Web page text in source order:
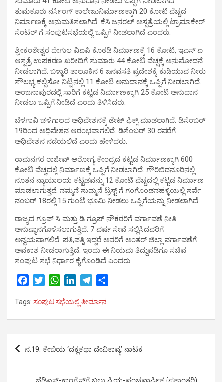
ತುಮಕೂರು ನರ್ಸಿಂಗ್ ಕಾಲೇಜು‌ನಿರ್ಮಾಣಕ್ಕಾಗಿ 20 ಕೋಟಿ ವೆಚ್ಚದ
ನಿರ್ಮಾಣಕ್ಕೆ ಅನುಮತಿಸಲಾಗಿದೆ. ಕೆಸಿ ಜನರಲ್ ಆಸ್ಪತ್ರೆಯಲ್ಲಿ ಟ್ರಾಮಾಕೇರ್
ಸೆಂಟರ್ ಗೆ ಸಂಪುಟಸಭೆಯಲ್ಲಿ ಒಪ್ಪಿಗೆ ನೀಡಲಾಗಿದೆ ಎಂದರು.
ಶ್ರೀಕಂಠೇಶ್ವರ ದೇಗುಲ ವಿಐಪಿ ಕೊಠಡಿ ನಿರ್ಮಾಣಕ್ಕೆ 16 ಕೋಟಿ, ಇಎಸ್ ಐ
ಆಸ್ಪತ್ರೆ ಉಪಕರಣ ಖರೀದಿಗೆ ಸುಮಾರು 44 ಕೋಟಿ ವೆಚ್ಷಕ್ಕೆ ಅನುಮೋದನೆ
ನೀಡಲಾಗಿದೆ. ಬಳ್ಳಾರಿ ತಾಲೂಕಿನ 6 ಜನವಸತಿ ಪ್ರದೇಶಕ್ಕೆ ಕುಡಿಯುವ ನೀರು
ಸೌಲಭ್ಯ ಕಲ್ಪಿಸೋ ನಿಟ್ಟಿನಲ್ಲಿ 11 ಕೋಟಿ ಅನುದಾನಕ್ಕೆ ಒಪ್ಪಿಗೆ ನೀಡಲಾಗಿದೆ.
ಅಂಜನಾಪುರದಲ್ಲಿ ಸಾರಿಗೆ ಕಟ್ಟಡ ನಿರ್ಮಾಣಕ್ಕಾಗಿ 25 ಕೋಟಿ ಅನುದಾನ
ನೀಡಲು ಒಪ್ಪಿಗೆ ನೀಡಿದೆ ಎಂದು ತಿಳಿಸಿದರು.
ಬೆಳಗಾವಿ ಚಳಿಗಾಲದ ಅಧಿವೇಶನಕ್ಕೆ ಡೇಟ್ ಫಿಕ್ಸ್ ಮಾಡಲಾಗಿದೆ. ಡಿಸೆಂಬರ್
19ರಿಂದ ಅಧಿವೇಶನ ಆರಂಭವಾಗಲಿದೆ. ಡಿಸೆಂಬರ್ 30 ರವರೆಗೆ
ಅಧಿವೇಶನ ನಡೆಯಲಿದೆ ಎಂದು ಹೇಳಿದರು.
ರಾಮನಗರ ರಾಜೀವ್ ಆರೋಗ್ಯ ಕೇಂದ್ರದ ಕಟ್ಟಡ ನಿರ್ಮಾಣಕ್ಕಾಗಿ 600
ಕೋಟಿ ವೆಚ್ಚದಲ್ಲಿ ನಿರ್ಮಾಣಕ್ಕೆ ಒಪ್ಪಿಗೆ ನೀಡಲಾಗಿದೆ. ಗೌರಿಬಿದನೂರಿನಲ್ಲಿ
ನೂತನ ನ್ಯಾಯಾಲಯ ಕಟ್ಟಡವನ್ನು 12 ಕೋಟಿ ವೆಚ್ಚದಲ್ಲಿ ಕಟ್ಟಡ ನಿರ್ಮಾಣ
ಮಾಡಲಾಗುತ್ತದೆ. ನಮ್ಮನೆ ಸುಮ್ಮನೆ ಟ್ರಸ್ಟ್ ಗೆ ಗಂಗೊಂಡನಹಳ್ಳಿಯಲ್ಲಿ ಸರ್ವೆ
ನಂಬರ್ 18ರಲ್ಲಿ 15 ಗುಂಟೆ ಭೂಮಿ ನೀಡಲು ಒಪ್ಪಿಗೆಯನ್ನು ನೀಡಲಾಗಿದೆ.
ರಾಜ್ಯದ ಗ್ರೂಪ್ ಸಿ ಮತ್ತು ಡಿ ಗ್ರೂಪ್ ನೌಕರರಿಗೆ ವರ್ಗಾವಣೆ ನೀತಿ
ಅನುಷ್ಠಾನಗೊಳಿಸಲಾಗುತ್ತಿದೆ. 7 ವರ್ಷ ಸೇವೆ ಸಲ್ಲಿಸಿದವರಿಗೆ
ಅನ್ವಯವಾಗಲಿದೆ. ಪತಿ,ಪತ್ನಿ ಇದ್ದರೆ ಅವರಿಗೆ ಅಂತರ್ ಜಿಲ್ಲಾ ವರ್ಗಾವಣೆಗೆ
ಅವಕಾಶ ನೀಡಲಾಗುತ್ತಿದೆ. ಇಂದು ಈ ನಿಯಮ ತಿದ್ದುಪಡಿಗೂ ಸಚಿವ
ಸಂಪುಟ ಸಭೆ ನಿರ್ಧಾರ ಕೈಗೊಂಡಿದೆ ಎಂದರು.
c
o
k
i
r
W
a
p
p
n
I
n
l
a
m
Tags: ಸಂಪುಟ ಸಭೆಯಲ್ಲಿ ತೀರ್ಮಾನ
Post
ನ.19: ಕೇಬಿಯ ‘ದಕ್ಲಕಥಾ ದೇವಿಕಾವ್ಯ’ ನಾಟಕ
ಜೆಡಿಎಸ್-ಕಾಂಗ್ರೆಸ್‍ಗೆ ಬಲು ಪ್ರಿಯ-ಪಂಚವಾರ್ಷಿಕ (ಪಕ್ಷಾಂತರಿ)